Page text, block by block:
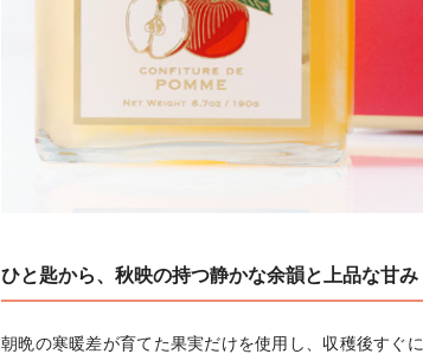
ひと匙から、秋映の持つ静かな余韻と上品な甘み
朝晩の寒暖差が育てた果実だけを使用し、収穫後すぐ